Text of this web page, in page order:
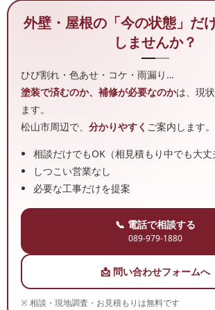
外壁・屋根の「今の状態」だ
しませんか？
ひび割れ・色あせ・コケ・雨漏り…
塗装で済むのか、補修が必要なのかは、現
ます。
松山市周辺で、 分かりやすく ご案内します。
相談だけでもOK（相見積もり中でも大丈
しつこい営業なし
必要な工事だけを提案
📞 電話で相談する
089-979-1880
📩 問い合わせフォームへ
※ 相談・現地調査・お見積もりは無料です